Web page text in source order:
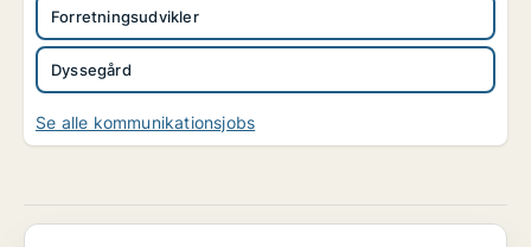
Forretningsudvikler
Dyssegård
Se alle kommunikationsjobs
Business Development Manager, Next-Generation Prod...